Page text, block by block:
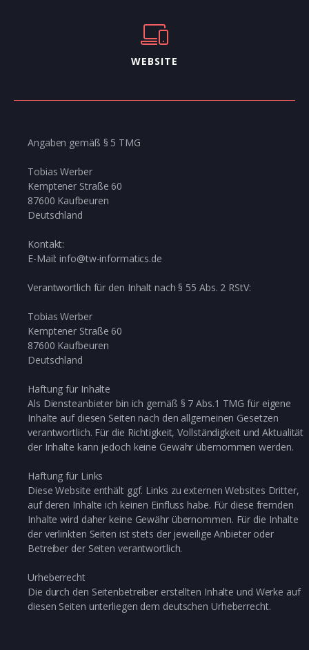
WEBSITE
Angaben gemäß § 5 TMG
Tobias Werber
Kemptener Straße 60
87600 Kaufbeuren
Deutschland
Kontakt:
E-Mail: info@tw-informatics.de
Verantwortlich für den Inhalt nach § 55 Abs. 2 RStV:
Tobias Werber
Kemptener Straße 60
87600 Kaufbeuren
Deutschland
Haftung für Inhalte
Als Diensteanbieter bin ich gemäß § 7 Abs.1 TMG für eigene
Inhalte auf diesen Seiten nach den allgemeinen Gesetzen
verantwortlich. Für die Richtigkeit, Vollständigkeit und Aktualität
der Inhalte kann jedoch keine Gewähr übernommen werden.
Haftung für Links
Diese Website enthält ggf. Links zu externen Websites Dritter,
auf deren Inhalte ich keinen Einfluss habe. Für diese fremden
Inhalte wird daher keine Gewähr übernommen. Für die Inhalte
der verlinkten Seiten ist stets der jeweilige Anbieter oder
Betreiber der Seiten verantwortlich.
Urheberrecht
Die durch den Seitenbetreiber erstellten Inhalte und Werke auf
diesen Seiten unterliegen dem deutschen Urheberrecht.